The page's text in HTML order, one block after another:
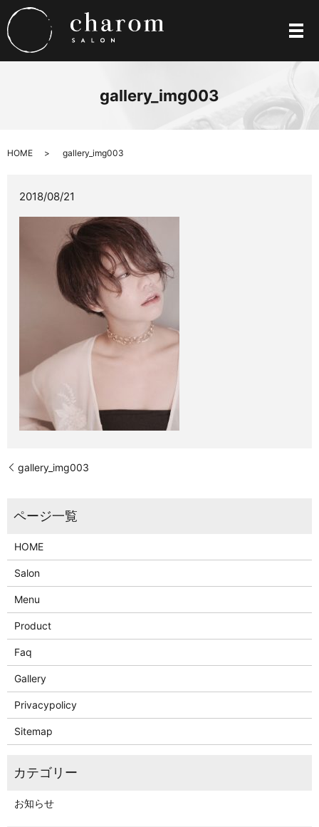
メ
gallery_img003
HOME gallery_img003
2018/08/21
gallery_img003
HOME
Salon
Menu
Product
Faq
Gallery
Privacypolicy
Sitemap
お知らせ